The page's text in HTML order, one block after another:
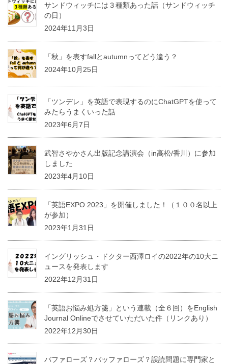
サンドウィッチには３種類あった話（サンドウィッチ
の日）
2024年11月3日
「秋」を表すfallとautumnってどう違う？
2024年10月25日
「ツンデレ」を英語で表現するのにChatGPTを使って
みたらうまくいった話
2023年6月7日
武智さやかさん出版記念講演会（in高松/香川）に参加
しました
2023年4月10日
「英語EXPO 2023」を開催しました！（１００名以上
が参加）
2023年1月31日
イングリッシュ・ドクター西澤ロイの2022年の10大ニ
ュースを発表します
2022年12月31日
「英語お悩み処方箋」という連載（全６回）をEnglish
Journal Onlineでさせていただいた件（リンクあり）
2022年12月30日
バファローズ？バッファローズ？誤読問題に専門家と